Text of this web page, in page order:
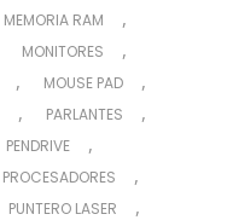
MEMORIA RAM ,
MONITORES ,
, MOUSE PAD ,
, PARLANTES ,
PENDRIVE ,
PROCESADORES ,
PUNTERO LASER ,